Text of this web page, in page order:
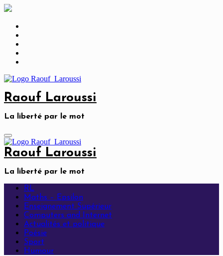
Skip
content
Raouf Laroussi
La liberté par le mot
Raouf Laroussi
La liberté par le mot
RL
Maths – Epsilon
Enseignement Supérieur
Computers and Internet
Actualités et politique
Poésie
Sport
Humour